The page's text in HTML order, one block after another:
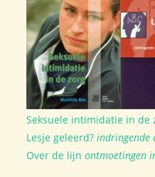
Seksuele intimidatie in de
Lesje geleerd? indringende
Over de lijn ontmoetingen